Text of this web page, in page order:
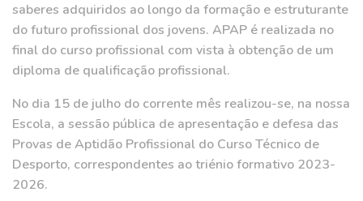
saberes adquiridos ao longo da formação e estruturante
do futuro profissional dos jovens. APAP é realizada no
final do curso profissional com vista à obtenção de um
diploma de qualificação profissional.
No dia 15 de julho do corrente mês realizou-se, na nossa
Escola, a sessão pública de apresentação e defesa das
Provas de Aptidão Profissional do Curso Técnico de
Desporto, correspondentes ao triénio formativo 2023-
2026.